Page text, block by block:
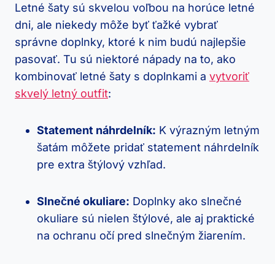
Letné šaty sú skvelou voľbou na horúce letné
dni, ale niekedy môže byť ťažké vybrať
správne doplnky, ktoré k nim budú najlepšie
pasovať. Tu sú niektoré nápady na to, ako
kombinovať letné šaty s doplnkami a vytvoriť
skvelý letný outfit:
Statement náhrdelník: K výrazným letným
šatám môžete pridať statement náhrdelník
pre extra štýlový vzhľad.
Slnečné okuliare: Doplnky ako slnečné
okuliare sú nielen štýlové, ale aj praktické
na ochranu očí pred slnečným žiarením.